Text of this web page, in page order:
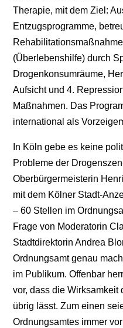
Therapie, mit dem Ziel:
Entzugsprogramme,
(Überlebenshilfe) durch
Drogenkonsumräume,
Aufsicht und 4.
Maßnahmen. Das
international als
In Köln gebe es keine
Probleme der
Oberbürgermeisterin
mit dem Kölner Stadt-
– 60 Stellen im
Frage von Moderatorin
Stadtdirektorin Andrea
Ordnungsamt genau
im Publikum. Offenbar
vor, dass die Wirksamkeit
übrig lässt. Zum einen
Ordnungsamtes immer